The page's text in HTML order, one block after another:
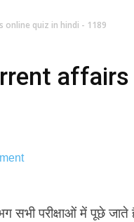
online quiz in hindi - 1189
सभी परीक्षाओं में पूछे जाते